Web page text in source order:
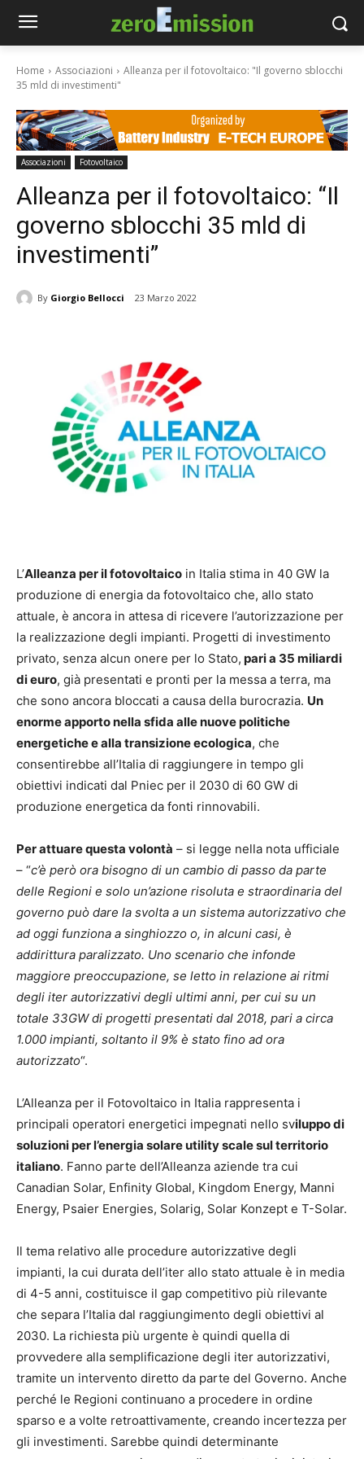
Home Associazioni
Alleanza per il fotovoltaico: "Il governo sblocchi
35 mld di investimenti"
Associazioni Fotovoltaico
Alleanza per il fotovoltaico: “Il
governo sblocchi 35 mld di
investimenti”
By Giorgio Bellocci 23 Marzo 2022
L’Alleanza per il fotovoltaico in Italia stima in 40 GW la
produzione di energia da fotovoltaico che, allo stato
attuale, è ancora in attesa di ricevere l’autorizzazione per
la realizzazione degli impianti. Progetti di investimento
privato, senza alcun onere per lo Stato, pari a 35 miliardi
di euro, già presentati e pronti per la messa a terra, ma
che sono ancora bloccati a causa della burocrazia. Un
enorme apporto nella sfida alle nuove politiche
energetiche e alla transizione ecologica, che
consentirebbe all’Italia di raggiungere in tempo gli
obiettivi indicati dal Pniec per il 2030 di 60 GW di
produzione energetica da fonti rinnovabili.
Per attuare questa volontà – si legge nella nota ufficiale
– “c’è però ora bisogno di un cambio di passo da parte
delle Regioni e solo un’azione risoluta e straordinaria del
governo può dare la svolta a un sistema autorizzativo che
ad oggi funziona a singhiozzo o, in alcuni casi, è
addirittura paralizzato. Uno scenario che infonde
maggiore preoccupazione, se letto in relazione ai ritmi
degli iter autorizzativi degli ultimi anni, per cui su un
totale 33GW di progetti presentati dal 2018, pari a circa
1.000 impianti, soltanto il 9% è stato fino ad ora
autorizzato“.
L’Alleanza per il Fotovoltaico in Italia rappresenta i
principali operatori energetici impegnati nello sviluppo di
soluzioni per l’energia solare utility scale sul territorio
italiano. Fanno parte dell’Alleanza aziende tra cui
Canadian Solar, Enfinity Global, Kingdom Energy, Manni
Energy, Psaier Energies, Solarig, Solar Konzept e T-Solar.
Il tema relativo alle procedure autorizzative degli
impianti, la cui durata dell’iter allo stato attuale è in media
di 4-5 anni, costituisce il gap competitivo più rilevante
che separa l’Italia dal raggiungimento degli obiettivi al
2030. La richiesta più urgente è quindi quella di
provvedere alla semplificazione degli iter autorizzativi,
tramite un intervento diretto da parte del Governo. Anche
perché le Regioni continuano a procedere in ordine
sparso e a volte retroattivamente, creando incertezza per
gli investimenti. Sarebbe quindi determinante